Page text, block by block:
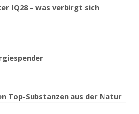
IQ28 – was verbirgt sich
Top-Substanzen aus der Natur